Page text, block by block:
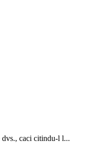
dvs., caci citindu-l l...